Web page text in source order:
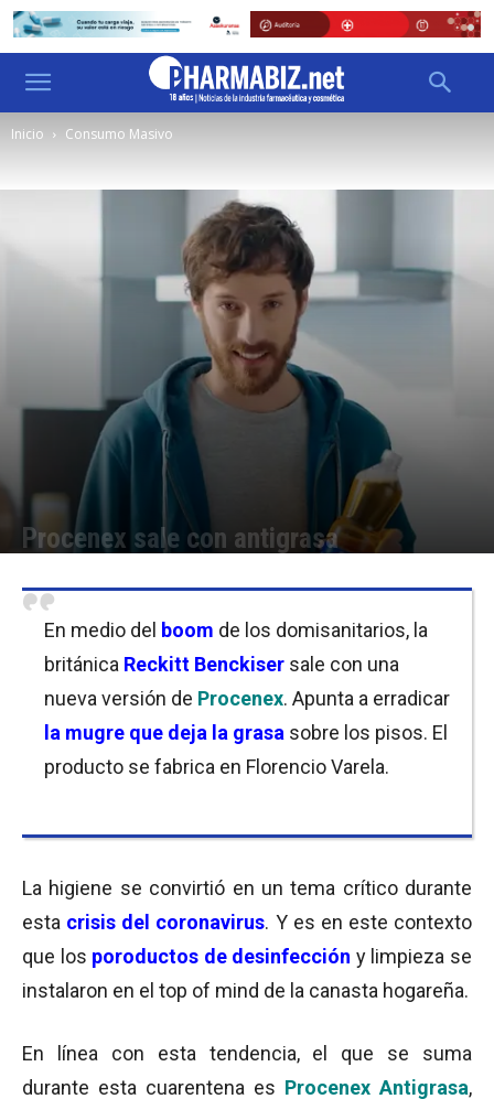
Inicio Consumo Masivo
Procenex sale con antigrasa
En medio del boom de los domisanitarios, la
británica Reckitt Benckiser sale con una
nueva versión de Procenex. Apunta a erradicar
la mugre que deja la grasa sobre los pisos. El
producto se fabrica en Florencio Varela.
La higiene se convirtió en un tema crítico durante
esta crisis del coronavirus. Y es en este contexto
que los poroductos de desinfección y limpieza se
instalaron en el top of mind de la canasta hogareña.
En línea con esta tendencia, el que se suma
durante esta cuarentena es Procenex Antigrasa,